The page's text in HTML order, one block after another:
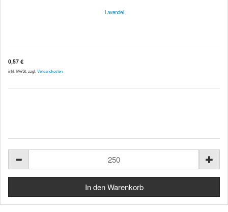
Lavendel
0,57 €
inkl. MwSt. zzgl. Versandkosten